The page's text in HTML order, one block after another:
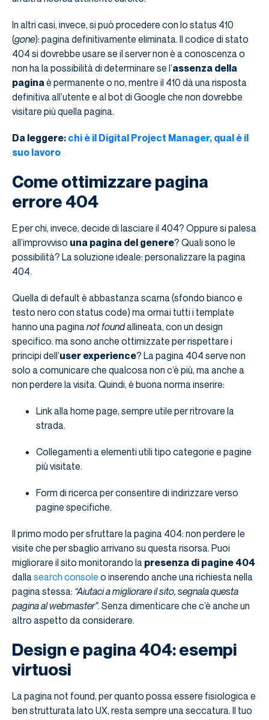
In altri casi, invece, si può procedere con lo status 410
(gone): pagina definitivamente eliminata. Il codice di stato
404 si dovrebbe usare se il server non è a conoscenza o
non ha la possibilità di determinare se l’assenza della
pagina è permanente o no, mentre il 410 dà una risposta
definitiva all’utente e al bot di Google che non dovrebbe
visitare più quella pagina.
Da leggere: chi è il Digital Project Manager, qual è il
suo lavoro
Come ottimizzare pagina
errore 404
E per chi, invece, decide di lasciare il 404? Oppure si palesa
all’improvviso una pagina del genere? Quali sono le
possibilità? La soluzione ideale: personalizzare la pagina
404.
Quella di default è abbastanza scarna (sfondo bianco e
testo nero con status code) ma ormai tutti i template
hanno una pagina not foundallineata, con un design
specifico. ma sono anche ottimizzate per rispettare i
principi dell’user experience? La pagina 404 serve non
solo a comunicare che qualcosa non c’è più, ma anche a
non perdere la visita. Quindi, è buona norma inserire:
Link alla home page, sempre utile per ritrovare la
strada.
Collegamenti a elementi utili tipo categorie e pagine
più visitate.
Form di ricerca per consentire di indirizzare verso
pagine specifiche.
Il primo modo per sfruttare la pagina 404: non perdere le
visite che per sbaglio arrivano su questa risorsa. Puoi
migliorare il sito monitorando la presenza di pagine 404
dalla search console o inserendo anche una richiesta nella
pagina stessa: “Aiutaci a migliorare il sito, segnala questa
pagina al webmaster”. Senza dimenticare che c’è anche un
altro aspetto da considerare.
Design e pagina 404: esempi
virtuosi
La pagina not found, per quanto possa essere fisiologica e
ben strutturata lato UX, resta sempre una seccatura. Il tuo